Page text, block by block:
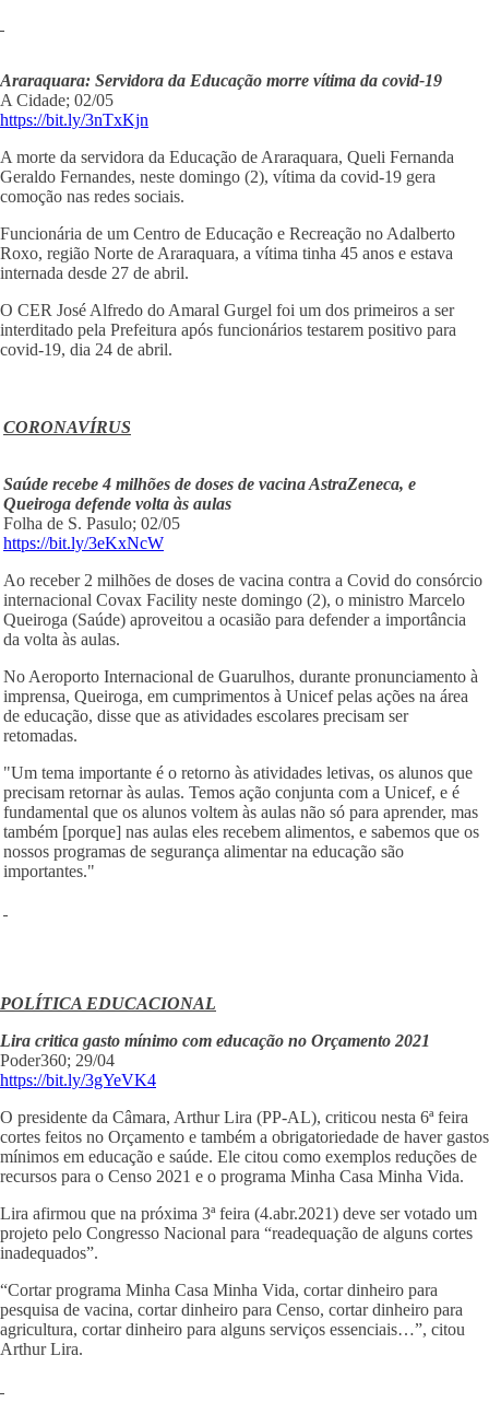
Araraquara: Servidora da Educação morre vítima da covid-19
A Cidade; 02/05
https://bit.ly/3nTxKjn
A morte da servidora da Educação de Araraquara, Queli Fernanda
Geraldo Fernandes, neste domingo (2), vítima da covid-19 gera
comoção nas redes sociais.
Funcionária de um Centro de Educação e Recreação no Adalberto
Roxo, região Norte de Araraquara, a vítima tinha 45 anos e estava
internada desde 27 de abril.
O CER José Alfredo do Amaral Gurgel foi um dos primeiros a ser
interditado pela Prefeitura após funcionários testarem positivo para
covid-19, dia 24 de abril.
CORONAVÍRUS
Saúde recebe 4 milhões de doses de vacina AstraZeneca, e
Queiroga defende volta às aulas
Folha de S. Pasulo; 02/05
https://bit.ly/3eKxNcW
Ao receber 2 milhões de doses de vacina contra a Covid do consórcio
internacional Covax Facility​ neste domingo (2), o ministro Marcelo
Queiroga (Saúde) aproveitou a ocasião para defender a importância
da volta às aulas.
No Aeroporto Internacional de Guarulhos, durante pronunciamento à
imprensa, Queiroga, em cumprimentos à Unicef pelas ações na área
de educação, disse que as atividades escolares precisam ser
retomadas.
"Um tema importante é o retorno às atividades letivas, os alunos que
precisam retornar às aulas. Temos ação conjunta com a Unicef, e é
fundamental que os alunos voltem às aulas não só para aprender, mas
também [porque] nas aulas eles recebem alimentos, e sabemos que os
nossos programas de segurança alimentar na educação são
importantes."
POLÍTICA EDUCACIONAL
Lira critica gasto mínimo com educação no Orçamento 2021
Poder360; 29/04
https://bit.ly/3gYeVK4
O presidente da Câmara, Arthur Lira (PP-AL), criticou nesta 6ª feira
cortes feitos no Orçamento e também a obrigatoriedade de haver gastos
mínimos em educação e saúde. Ele citou como exemplos reduções de
recursos para o Censo 2021 e o programa Minha Casa Minha Vida.
Lira afirmou que na próxima 3ª feira (4.abr.2021) deve ser votado um
projeto pelo Congresso Nacional para “readequação de alguns cortes
inadequados”.
“Cortar programa Minha Casa Minha Vida, cortar dinheiro para
pesquisa de vacina, cortar dinheiro para Censo, cortar dinheiro para
agricultura, cortar dinheiro para alguns serviços essenciais…”, citou
Arthur Lira.